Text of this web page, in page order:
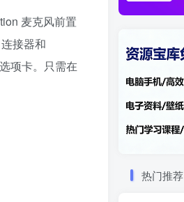
麦克风前置
接器和
项卡。只需在
热门推荐